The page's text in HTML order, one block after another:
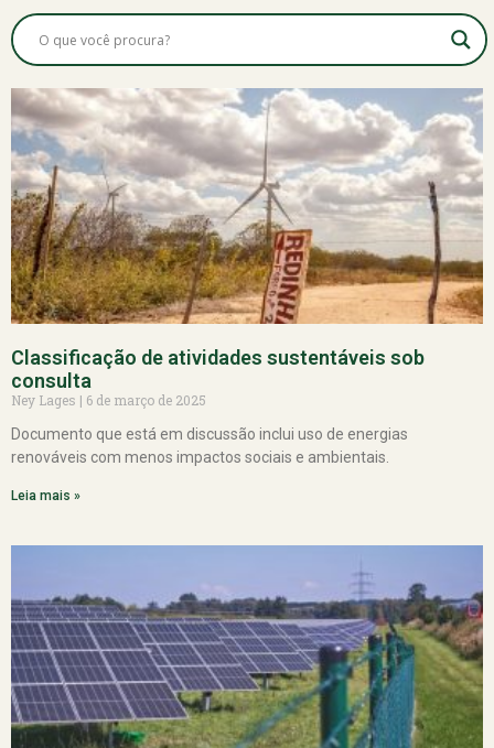
Classificação de atividades sustentáveis sob
consulta
Ney Lages
6 de março de 2025
Documento que está em discussão inclui uso de energias
renováveis com menos impactos sociais e ambientais.
Leia mais »